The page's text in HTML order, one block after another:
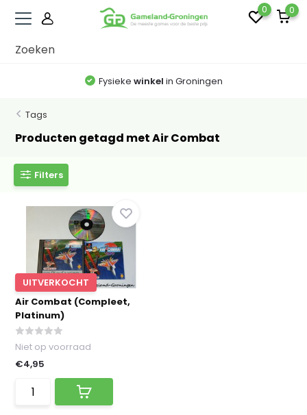
0 0
Fysieke winkel in Groningen
Tags
Producten getagd met Air Combat
Filters
UITVERKOCHT
Air Combat (Compleet,
Platinum)
Niet op voorraad
€4,95